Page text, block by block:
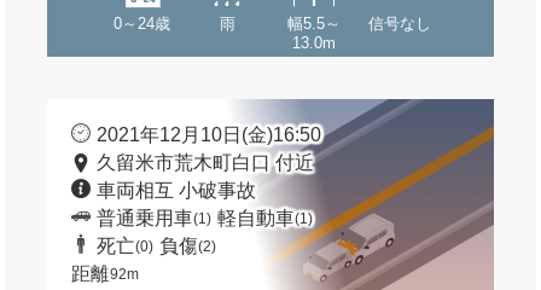
0～24歳 雨
幅5.5～
13.0m
信号なし
2021年12月10日(金)16:50
久留米市荒木町白口 付近
車両相互 小破事故
普通乗用車(1) 軽自動車(1)
死亡(0) 負傷(2)
距離92m